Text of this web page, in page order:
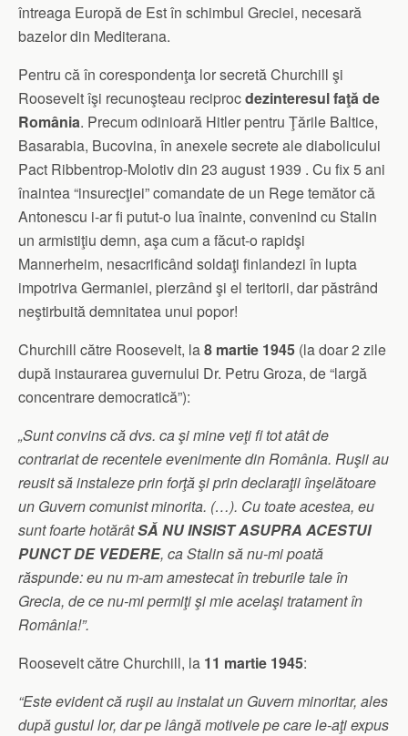
întreaga Europă de Est în schimbul Greciei, necesară
bazelor din Mediterana.
Pentru că în corespondenţa lor secretă Churchill şi
Roosevelt îşi recunoşteau reciprocdezinteresul faţă de
România. Precum odinioară Hitler pentru Ţările Baltice,
Basarabia, Bucovina, în anexele secrete ale diabolicului
Pact Ribbentrop-Molotiv din 23 august 1939 . Cu fix 5 ani
înaintea “insurecţiei” comandate de un Rege temător că
Antonescu i-ar fi putut-o lua înainte, convenind cu Stalin
un armistiţiu demn, aşa cum a făcut-o rapidşi
Mannerheim, nesacrificând soldaţi finlandezi în lupta
impotriva Germaniei, pierzând şi el teritorii, dar păstrând
neştirbuită demnitatea unui popor!
Churchill către Roosevelt, la8 martie 1945 (la doar 2 zile
după instaurarea guvernului Dr. Petru Groza, de “largă
concentrare democratică”):
„Sunt convins că dvs. ca şi mine veţi fi tot atât de
contrariat de recentele evenimente din România. Ruşii au
reusit să instaleze prin forţă şi prin declaraţii înşelătoare
un Guvern comunist minorita. (…). Cu toate acestea, eu
sunt foarte hotărâtSĂ NU INSIST ASUPRA ACESTUI
PUNCT DE VEDERE, ca Stalin să nu-mi poată
răspunde: eu nu m-am amestecat în treburile tale în
Grecia, de ce nu-mi permiţi şi mie acelaşi tratament în
România!”.
Roosevelt către Churchill, la 11 martie 1945:
“Este evident că ruşii au instalat un Guvern minoritar, ales
după gustul lor, dar pe lângă motivele pe care le-aţi expus